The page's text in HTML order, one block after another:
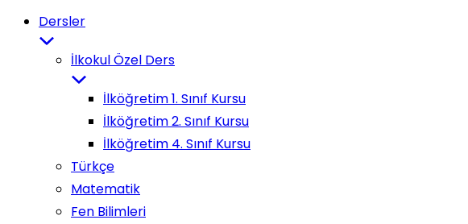
Dersler
İlkokul Özel Ders
İlköğretim 1. Sınıf Kursu
İlköğretim 2. Sınıf Kursu
İlköğretim 4. Sınıf Kursu
Türkçe
Matematik
Fen Bilimleri